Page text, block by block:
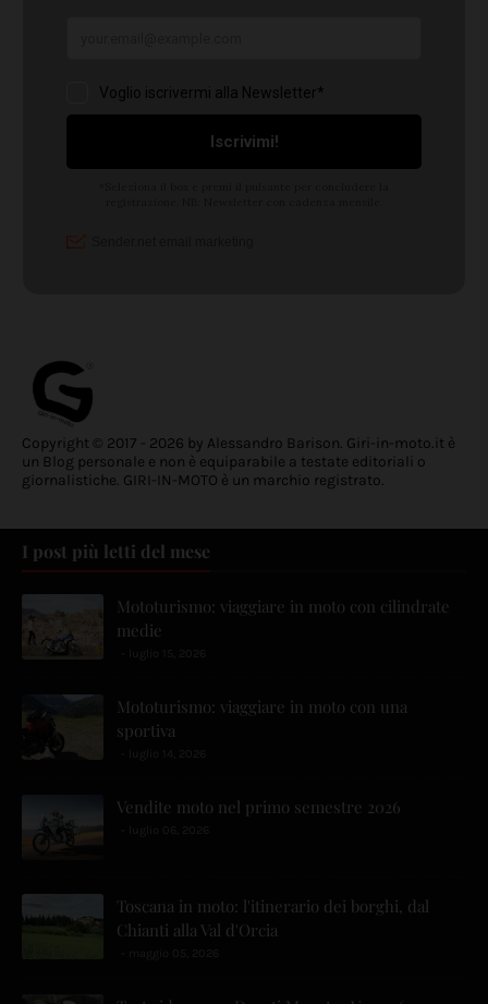
Copyright © 2017 - 2026 by Alessandro Barison. Giri-in-moto.it è
un Blog personale e non è equiparabile a testate editoriali o
giornalistiche. GIRI-IN-MOTO è un marchio registrato.
I post più letti del mese
Mototurismo: viaggiare in moto con cilindrate
medie
Mototurismo: viaggiare in moto con una
sportiva
Vendite moto nel primo semestre 2026
Toscana in moto: l'itinerario dei borghi, dal
Chianti alla Val d'Orcia